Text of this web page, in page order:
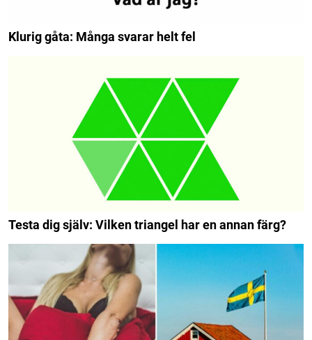
Klurig gåta: Många svarar helt fel
Testa dig själv: Vilken triangel har en annan färg?